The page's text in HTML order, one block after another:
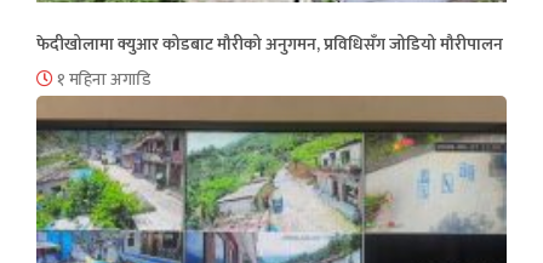
फेदीखोलामा क्युआर कोडबाट मौरीको अनुगमन, प्रविधिसँग जोडियो मौरीपालन
१ महिना अगाडि